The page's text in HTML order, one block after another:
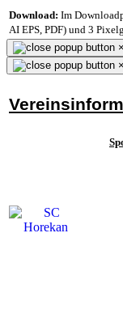
Download: Im
AI EPS, PDF) und 3
×
×